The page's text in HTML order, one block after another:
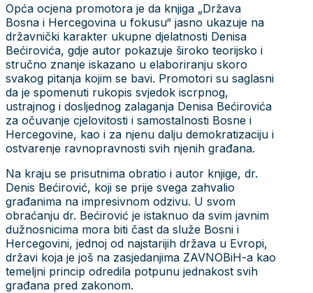
Opća ocjena promotora je da knjiga „Država
Bosna i Hercegovina u fokusu“ jasno ukazuje na
državnički karakter ukupne djelatnosti Denisa
Bećirovića, gdje autor pokazuje široko teorijsko i
stručno znanje iskazano u elaboriranju skoro
svakog pitanja kojim se bavi. Promotori su saglasni
da je spomenuti rukopis svjedok iscrpnog,
ustrajnog i dosljednog zalaganja Denisa Bećirovića
za očuvanje cjelovitosti i samostalnosti Bosne i
Hercegovine, kao i za njenu dalju demokratizaciju i
ostvarenje ravnopravnosti svih njenih građana.
Na kraju se prisutnima obratio i autor knjige, dr.
Denis Bećirović, koji se prije svega zahvalio
građanima na impresivnom odzivu. U svom
obraćanju dr. Bećirović je istaknuo da svim javnim
dužnosnicima mora biti čast da služe Bosni i
Hercegovini, jednoj od najstarijih država u Evropi,
državi koja je još na zasjedanjima ZAVNOBiH-a kao
temeljni princip odredila potpunu jednakost svih
građana pred zakonom.